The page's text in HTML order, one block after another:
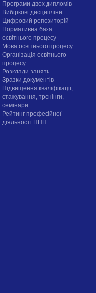
Програми двох дипломів
Вибіркові дисципліни
Цифровий репозиторій
Нормативна база
освітнього процесу
Мова освітнього процесу
Організація освітнього
процесу
Розклади занять
Зразки документів
Підвищення кваліфікації,
стажування, тренінги,
семінари
Рейтинг професійної
діяльності НПП